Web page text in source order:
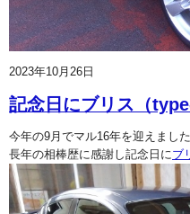
2023年10月26日
記念日にブリス（
今年の9月でマル16年を迎えました
長年の相棒歴に感謝し記念日に ブ